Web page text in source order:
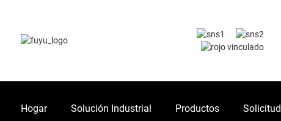
Hogar Solución Industrial Productos Solicitud